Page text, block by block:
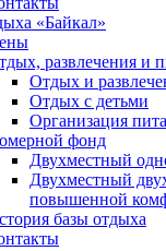
«Байкал»
развлечения и
Отдых и
Отдых с детьми
Организация
фонд
Двухместный
Двухместный
повышенной
базы отдыха